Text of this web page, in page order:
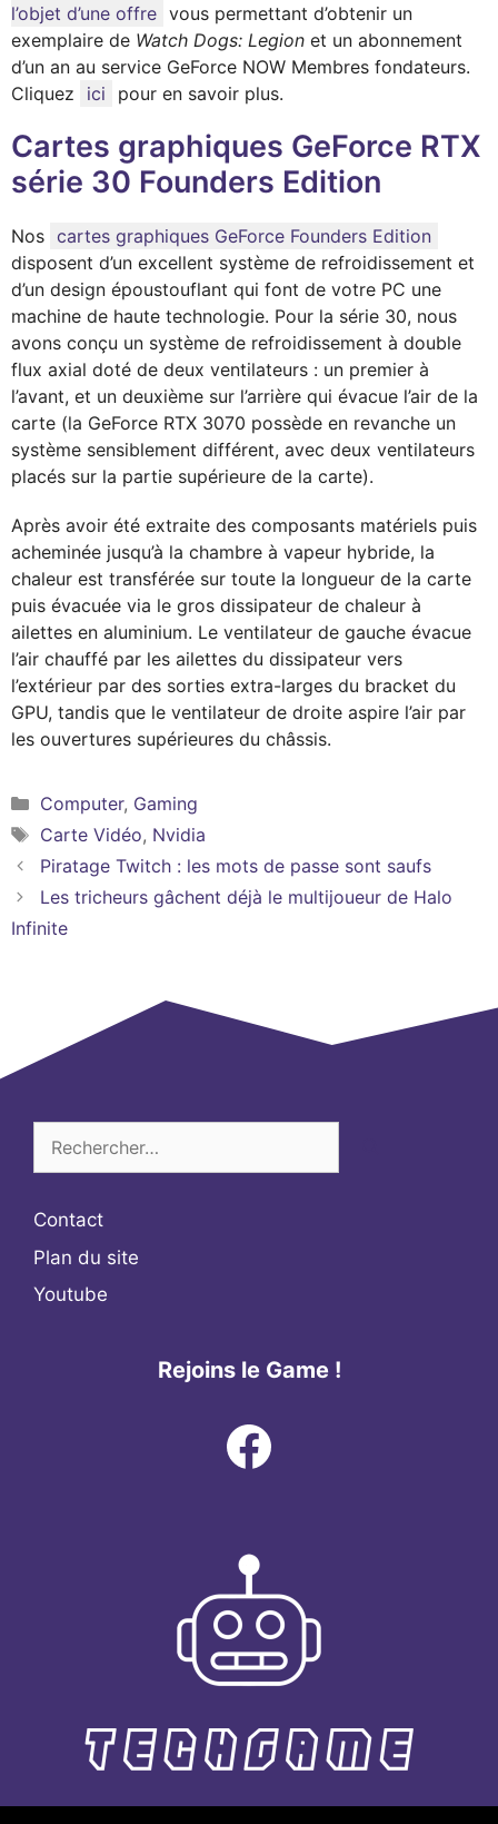
l’objet d’une offre vous permettant d’obtenir un
exemplaire de Watch Dogs: Legion et un abonnement
d’un an au service GeForce NOW Membres fondateurs.
Cliquez
ici pour en savoir plus.
Cartes graphiques GeForce RTX
série 30 Founders Edition
Nos cartes graphiques GeForce Founders Edition
disposent d’un excellent système de refroidissement et
d’un design époustouflant qui font de votre PC une
machine de haute technologie. Pour la série 30, nous
avons conçu un système de refroidissement à double
flux axial doté de deux ventilateurs : un premier à
l’avant, et un deuxième sur l’arrière qui évacue l’air de la
carte (la GeForce RTX 3070 possède en revanche un
système sensiblement différent, avec deux ventilateurs
placés sur la partie supérieure de la carte).
Après avoir été extraite des composants matériels puis
acheminée jusqu’à la chambre à vapeur hybride, la
chaleur est transférée sur toute la longueur de la carte
puis évacuée via le gros dissipateur de chaleur à
ailettes en aluminium. Le ventilateur de gauche évacue
l’air chauffé par les ailettes du dissipateur vers
l’extérieur par des sorties extra-larges du bracket du
GPU, tandis que le ventilateur de droite aspire l’air par
les ouvertures supérieures du châssis.
Catégories
Computer, Gaming
Étiquettes
Carte Vidéo, Nvidia
Piratage Twitch : les mots de passe sont saufs
Les tricheurs gâchent déjà le multijoueur de Halo
Infinite
Contact
Plan du site
Youtube
Rejoins le Game !
Facebook